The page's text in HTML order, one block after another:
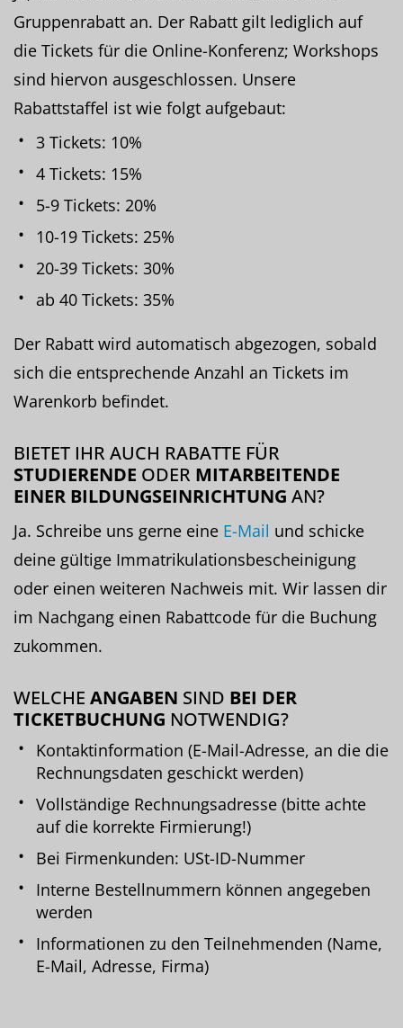
Gruppenrabatt an. Der Rabatt gilt lediglich auf
die Tickets für die Online-Konferenz; Workshops
sind hiervon ausgeschlossen. Unsere
Rabattstaffel ist wie folgt aufgebaut:
3 Tickets: 10%
4 Tickets: 15%
5-9 Tickets: 20%
10-19 Tickets: 25%
20-39 Tickets: 30%
ab 40 Tickets: 35%
Der Rabatt wird automatisch abgezogen, sobald
sich die entsprechende Anzahl an Tickets im
Warenkorb befindet.
BIETET IHR AUCH RABATTE FÜR
STUDIERENDE ODER MITARBEITENDE
EINER BILDUNGSEINRICHTUNG AN?
Ja. Schreibe uns gerne eine E-Mail und schicke
deine gültige Immatrikulationsbescheinigung
oder einen weiteren Nachweis mit. Wir lassen dir
im Nachgang einen Rabattcode für die Buchung
zukommen.
WELCHE ANGABEN SIND BEI DER
TICKETBUCHUNG NOTWENDIG?
Kontaktinformation (E-Mail-Adresse, an die die
Rechnungsdaten geschickt werden)
Vollständige Rechnungsadresse (bitte achte
auf die korrekte Firmierung!)
Bei Firmenkunden: USt-ID-Nummer
Interne Bestellnummern können angegeben
werden
Informationen zu den Teilnehmenden (Name,
E-Mail, Adresse, Firma)